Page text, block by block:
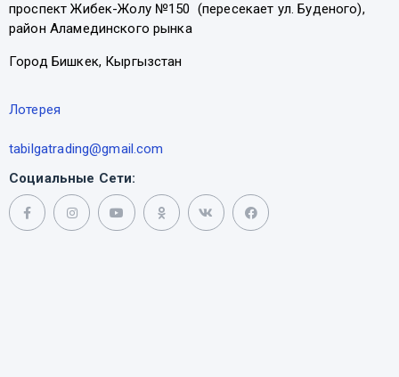
проспект Жибек-Жолу №150 (пересекает ул. Буденого),
район Аламединского рынка
Город Бишкек, Кыргызстан
Лотерея
tabilgatrading@gmail.com
Социальные Сети: